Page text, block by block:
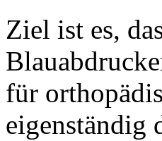
Ziel ist es,
für
eigenständig